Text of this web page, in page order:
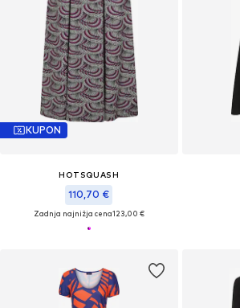
KUPON
HOTSQUASH
110,70 €
Zadnja najnižja cena123,00 €